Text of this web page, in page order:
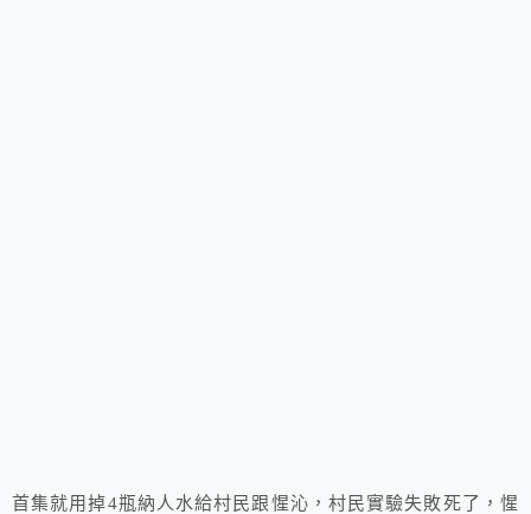
首集就用掉4瓶納人水給村民跟惺沁，村民實驗失敗死了，惺